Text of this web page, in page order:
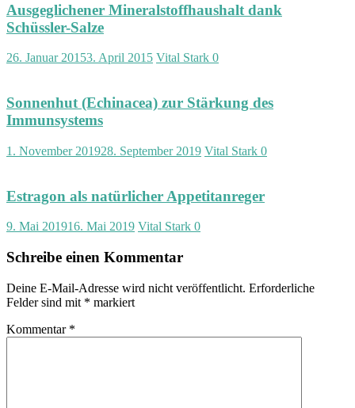
Ausgeglichener Mineralstoffhaushalt dank
Schüssler-Salze
26. Januar 20153. April 2015 Vital Stark 0
Sonnenhut (Echinacea) zur Stärkung des
Immunsystems
1. November 201928. September 2019 Vital Stark 0
Estragon als natürlicher Appetitanreger
9. Mai 201916. Mai 2019 Vital Stark 0
Schreibe einen Kommentar
Deine E-Mail-Adresse wird nicht veröffentlicht. Erforderliche
Felder sind mit * markiert
Kommentar *